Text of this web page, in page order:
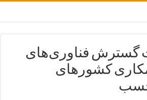
گسترش فناوری‌های
کشورهای